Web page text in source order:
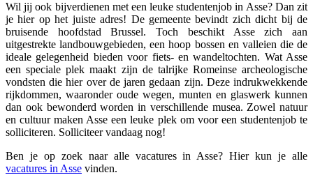
Wil jij ook bijverdienen met een leuke studentenjob in Asse? Dan zit
je hier op het juiste adres! De gemeente bevindt zich dicht bij de
bruisende hoofdstad Brussel. Toch beschikt Asse zich aan
uitgestrekte landbouwgebieden, een hoop bossen en valleien die de
ideale gelegenheid bieden voor fiets- en wandeltochten. Wat Asse
een speciale plek maakt zijn de talrijke Romeinse archeologische
vondsten die hier over de jaren gedaan zijn. Deze indrukwekkende
rijkdommen, waaronder oude wegen, munten en glaswerk kunnen
dan ook bewonderd worden in verschillende musea. Zowel natuur
en cultuur maken Asse een leuke plek om voor een studentenjob te
solliciteren. Solliciteer vandaag nog!
Ben je op zoek naar alle vacatures in Asse? Hier kun je alle
vacatures in Asse vinden.